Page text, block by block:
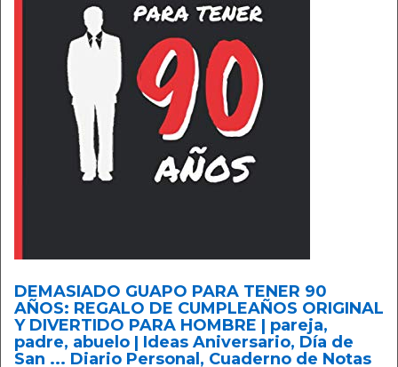
DEMASIADO GUAPO PARA TENER 90
AÑOS: REGALO DE CUMPLEAÑOS ORIGINAL
Y DIVERTIDO PARA HOMBRE | pareja,
padre, abuelo | Ideas Aniversario, Día de
San ... Diario Personal, Cuaderno de Notas